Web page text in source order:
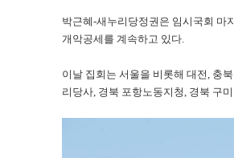
박근혜-새누리당정권은 임시국회 마
개악공세를 계속하고 있다.
이날 집회는 서울을 비롯해 대전, 충
리당사, 경북 포항노동지청, 경북 구